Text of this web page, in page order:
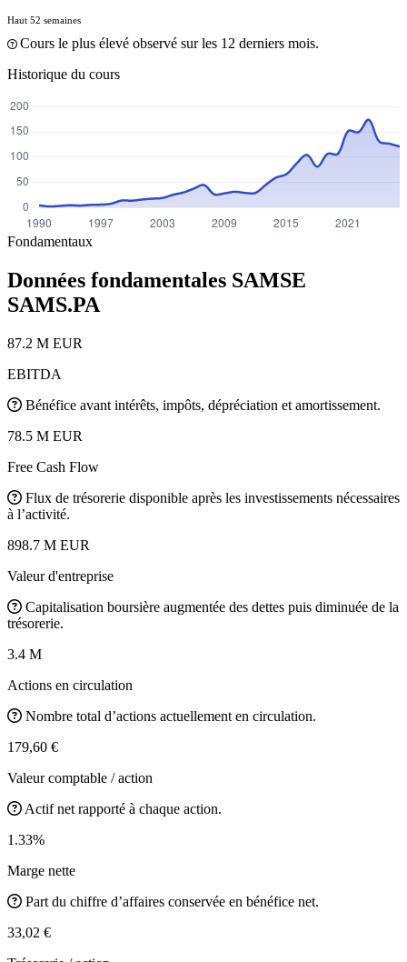
Haut 52 semaines
Cours le plus élevé observé sur les 12 derniers mois.
Historique du cours
Fondamentaux
Données fondamentales SAMSE
SAMS.PA
87.2 M EUR
EBITDA
Bénéfice avant intérêts, impôts, dépréciation et amortissement.
78.5 M EUR
Free Cash Flow
Flux de trésorerie disponible après les investissements nécessaires
à l’activité.
898.7 M EUR
Valeur d'entreprise
Capitalisation boursière augmentée des dettes puis diminuée de la
trésorerie.
3.4 M
Actions en circulation
Nombre total d’actions actuellement en circulation.
179,60 €
Valeur comptable / action
Actif net rapporté à chaque action.
1.33%
Marge nette
Part du chiffre d’affaires conservée en bénéfice net.
33,02 €